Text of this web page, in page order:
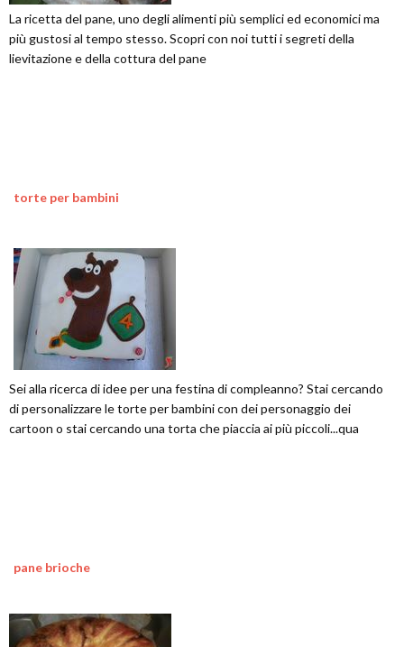
La ricetta del pane, uno degli alimenti più semplici ed economici ma
più gustosi al tempo stesso. Scopri con noi tutti i segreti della
lievitazione e della cottura del pane
torte per bambini
Sei alla ricerca di idee per una festina di compleanno? Stai cercando
di personalizzare le torte per bambini con dei personaggio dei
cartoon o stai cercando una torta che piaccia ai più piccoli...qua
pane brioche